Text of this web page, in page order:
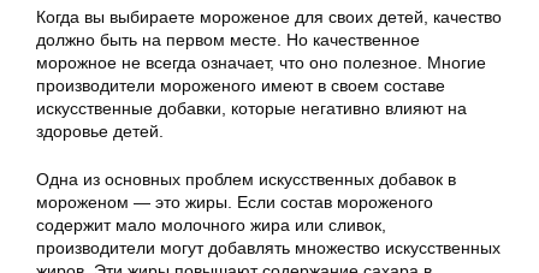
Когда вы выбираете мороженое для своих детей, качество
должно быть на первом месте. Но качественное
морожное не всегда означает, что оно полезное. Многие
производители мороженого имеют в своем составе
искусственные добавки, которые негативно влияют на
здоровье детей.
Одна из основных проблем искусственных добавок в
мороженом — это жиры. Если состав мороженого
содержит мало молочного жира или сливок,
производители могут добавлять множество искусственных